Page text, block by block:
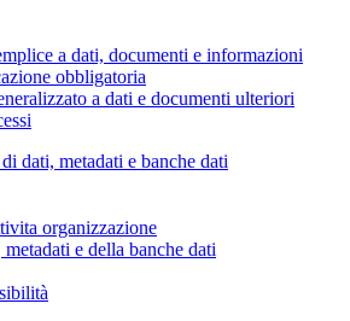
a dati, documenti e informazioni
obbligatoria
a dati e documenti ulteriori
dati, metadati e banche dati
organizzazione
e della banche dati